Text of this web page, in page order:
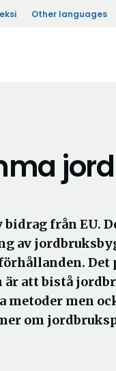
Other languages
från EU.
av
Det
är att bistå
metoder men
om